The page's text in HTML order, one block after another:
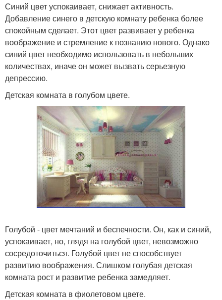
Синий цвет успокаивает, снижает активность.
Добавление синего в детскую комнату ребенка более
спокойным сделает. Этот цвет развивает у ребенка
воображение и стремление к познанию нового. Однако
синий цвет необходимо использовать в небольших
количествах, иначе он может вызвать серьезную
депрессию.
Детская комната в голубом цвете.
Голубой - цвет мечтаний и беспечности. Он, как и синий,
успокаивает, но, глядя на голубой цвет, невозможно
сосредоточиться. Голубой цвет не способствует
развитию воображения. Слишком голубая детская
комната рост и развитие ребенка замедляет.
Детская комната в фиолетовом цвете.